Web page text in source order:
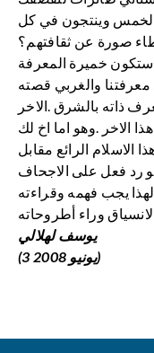
وينتجون في كل
صورة عن ثقافتهم؟
ستكون خميرة المعرفة
معرفتنا والغربي قصته
ذاته بالشرق .الاخر
الاخر .وهو اما اخ لك
الاسلام الرائع مقابل
هو رد فعل على الاجحاف
يجب فهمه وقراءته
يوسف لهلالي
(3 يونيو 2008)